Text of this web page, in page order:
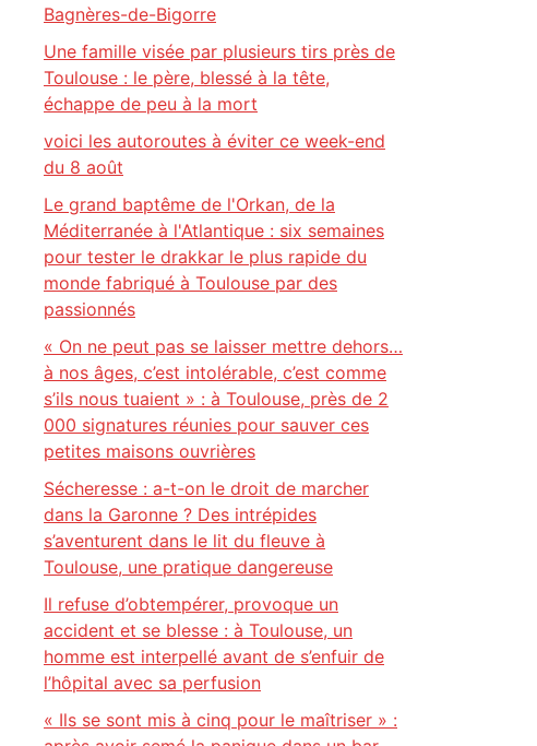
Bagnères-de-Bigorre
Une famille visée par plusieurs tirs près de
Toulouse : le père, blessé à la tête,
échappe de peu à la mort
voici les autoroutes à éviter ce week-end
du 8 août
Le grand baptême de l'Orkan, de la
Méditerranée à l'Atlantique : six semaines
pour tester le drakkar le plus rapide du
monde fabriqué à Toulouse par des
passionnés
« On ne peut pas se laisser mettre dehors…
à nos âges, c’est intolérable, c’est comme
s’ils nous tuaient » : à Toulouse, près de 2
000 signatures réunies pour sauver ces
petites maisons ouvrières
Sécheresse : a-t-on le droit de marcher
dans la Garonne ? Des intrépides
s’aventurent dans le lit du fleuve à
Toulouse, une pratique dangereuse
Il refuse d’obtempérer, provoque un
accident et se blesse : à Toulouse, un
homme est interpellé avant de s’enfuir de
l’hôpital avec sa perfusion
« Ils se sont mis à cinq pour le maîtriser » :